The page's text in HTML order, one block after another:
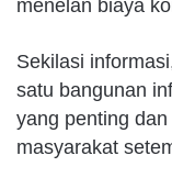
menelan biaya
Sekilasi
satu bangunan
yang penting
masyarakat